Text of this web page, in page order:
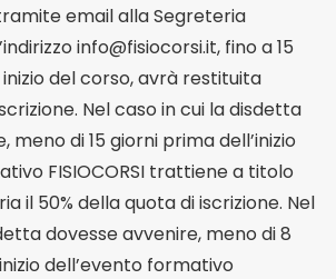
email alla Segreteria
info@fisiocorsi.it, fino a 15
del corso, avrà restituita
Nel caso in cui la disdetta
meno di 15 giorni prima dell’inizio
FISIOCORSI trattiene a titolo
il 50% della quota di iscrizione. Nel
dovesse avvenire, meno di 8
dell’evento formativo